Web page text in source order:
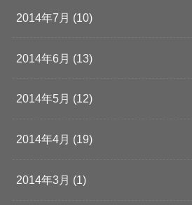
2014年7月 (10)
2014年6月 (13)
2014年5月 (12)
2014年4月 (19)
2014年3月 (1)